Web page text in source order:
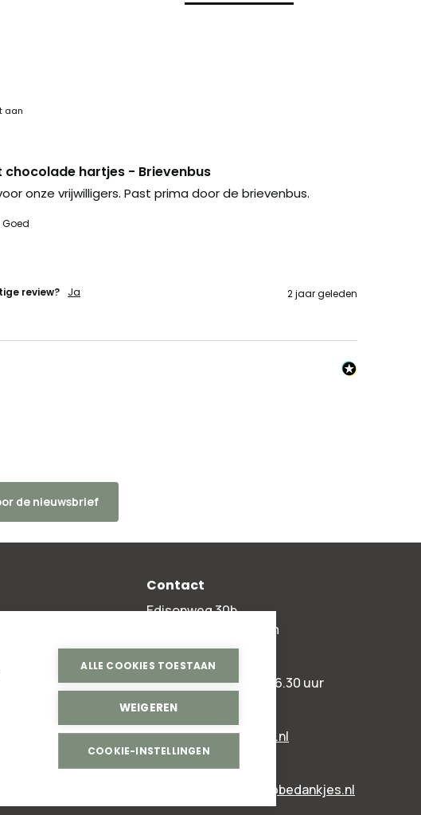
aan
chocolade hartjes - Brievenbus
onze vrijwilligers. Past prima door de brievenbus.
Goed
review? Ja 2 jaar geleden
de nieuwsbrief
Contact
Edisonweg 30b
2952 AD Alblasserdam
+31 78 204 90 50
ma t/m vr 8.00 - 16.30 uur
info@bedankjes.nl
Voor klanten:
klantenservice@bedankjes.nl
ALLE COOKIES TOESTAAN
WEIGEREN
COOKIE-INSTELLINGEN